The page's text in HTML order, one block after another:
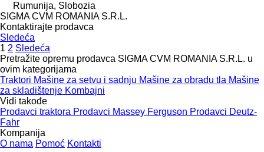
Rumunija, Slobozia
SIGMA CVM ROMANIA S.R.L.
Kontaktirajte prodavca
Sledeća
1 2 Sledeća
Pretražite opremu prodavca SIGMA CVM ROMANIA S.R.L. u
ovim kategorijama
Traktori Mašinе za setvu i sadnju Mašine za obradu tla Mašine
za skladištenje Kombajni
Vidi takođe
Prodavci traktora Prodavci Massey Ferguson Prodavci Deutz-
Fahr
Kompanija
O nama Pomoć Kontakti